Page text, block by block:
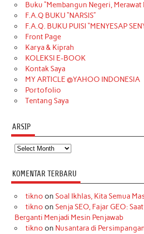
b
o
o
k
a
g
r
a
m
o
k
e
r
e
d
t
e
Buku “Membangun Negeri, Merawat
F.A.Q BUKU “NARSIS”
F.A.Q. BUKU PUISI “MENYESAP
Front Page
Karya & Kiprah
KOLEKSI E-BOOK
Kontak Saya
MY ARTICLE @YAHOO INDONESIA
Portofolio
Tentang Saya
ARSIP
Arsip
KOMENTAR TERBARU
tikno on Soal Ikhlas, Kita Semua
tikno on Senja SEO, Fajar GEO:
Berganti Menjadi Mesin Penjawab
tikno on Nusantara di